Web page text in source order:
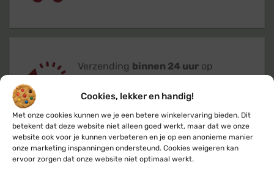
Cookies, lekker en handig!
Met onze cookies kunnen we je een betere winkelervaring bieden. Dit
betekent dat deze website niet alleen goed werkt, maar dat we onze
website ook voor je kunnen verbeteren en je op een anonieme manier
onze marketing inspanningen ondersteund. Cookies weigeren kan
ervoor zorgen dat onze website niet optimaal werkt.
Verzending binnen 24 uur op
Klanten geven ons een 9,4